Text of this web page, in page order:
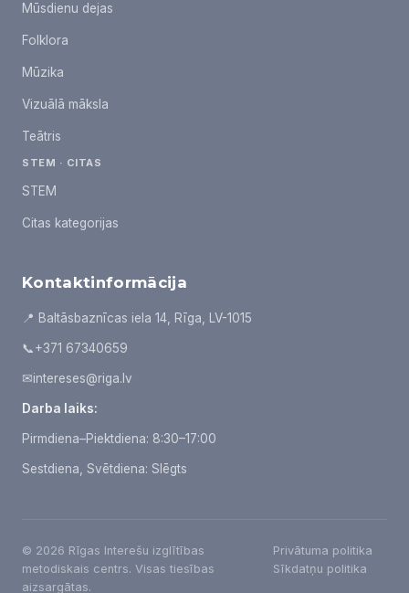
Mūsdienu dejas
Folklora
Mūzika
Vizuālā māksla
Teātris
STEM · CITAS
STEM
Citas kategorijas
Kontaktinformācija
📍 Baltāsbaznīcas iela 14, Rīga, LV-1015
📞+371 67340659
✉intereses@riga.lv
Darba laiks:
Pirmdiena–Piektdiena: 8:30–17:00
Sestdiena, Svētdiena: Slēgts
© 2026 Rīgas Interešu izglītības
metodiskais centrs. Visas tiesības
aizsargātas.
Privātuma politika
Sīkdatņu politika